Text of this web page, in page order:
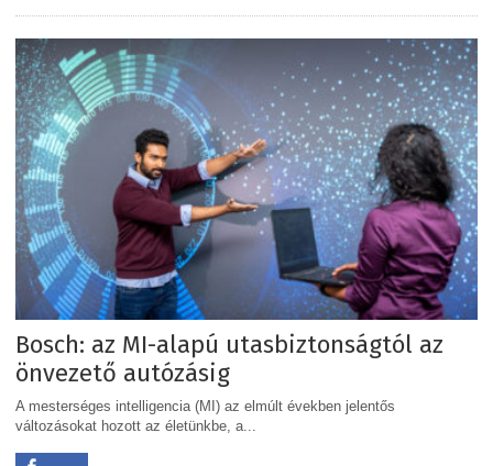
Bosch: az MI-alapú utasbiztonságtól az
önvezető autózásig
A mesterséges intelligencia (MI) az elmúlt években jelentős
változásokat hozott az életünkbe, a...